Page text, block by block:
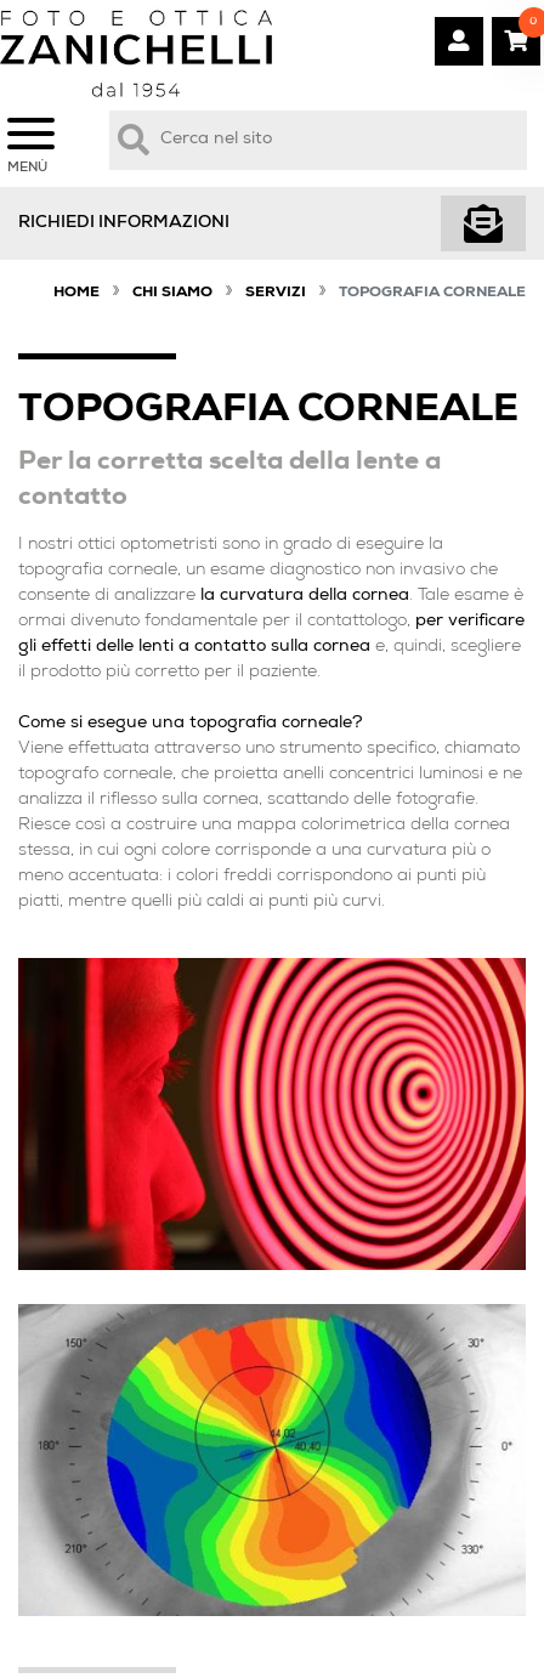
MENÙ
0
RICHIEDI INFORMAZIONI
HOME » CHI SIAMO » SERVIZI » TOPOGRAFIA CORNEALE
TOPOGRAFIA CORNEALE
Per la corretta scelta della lente a
contatto
I nostri ottici optometristi sono in grado di eseguire la
topografia corneale, un esame diagnostico non invasivo che
consente di analizzare la curvatura della cornea. Tale esame è
ormai divenuto fondamentale per il contattologo, per verificare
gli effetti delle lenti a contatto sulla cornea e, quindi, scegliere
il prodotto più corretto per il paziente.
Come si esegue una topografia corneale?
Viene effettuata attraverso uno strumento specifico, chiamato
topografo corneale, che proietta anelli concentrici luminosi e ne
analizza il riflesso sulla cornea, scattando delle fotografie.
Riesce così a costruire una mappa colorimetrica della cornea
stessa, in cui ogni colore corrisponde a una curvatura più o
meno accentuata: i colori freddi corrispondono ai punti più
piatti, mentre quelli più caldi ai punti più curvi.